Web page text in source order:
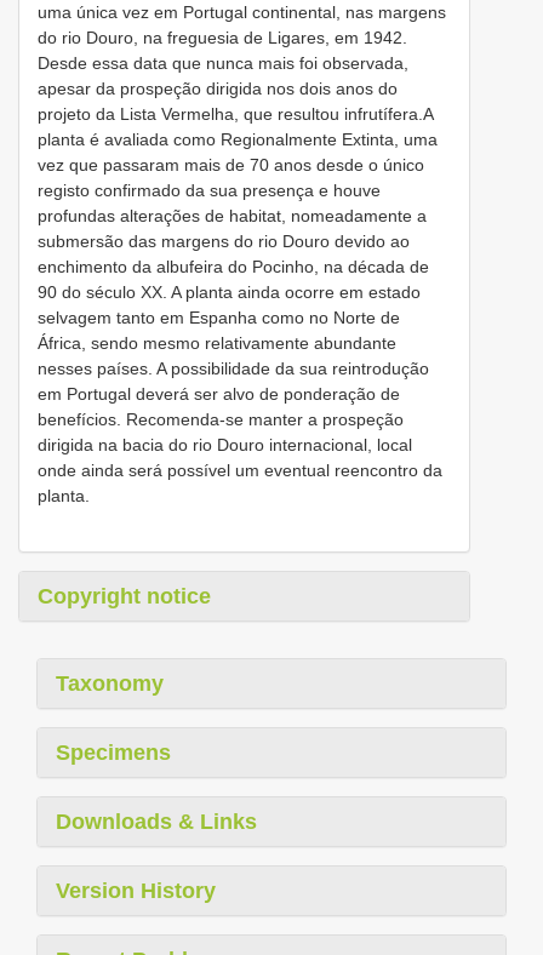
uma única vez em Portugal continental, nas margens
do rio Douro, na freguesia de Ligares, em 1942.
Desde essa data que nunca mais foi observada,
apesar da prospeção dirigida nos dois anos do
projeto da Lista Vermelha, que resultou infrutífera.A
planta é avaliada como Regionalmente Extinta, uma
vez que passaram mais de 70 anos desde o único
registo confirmado da sua presença e houve
profundas alterações de habitat, nomeadamente a
submersão das margens do rio Douro devido ao
enchimento da albufeira do Pocinho, na década de
90 do século XX. A planta ainda ocorre em estado
selvagem tanto em Espanha como no Norte de
África, sendo mesmo relativamente abundante
nesses países. A possibilidade da sua reintrodução
em Portugal deverá ser alvo de ponderação de
benefícios. Recomenda-se manter a prospeção
dirigida na bacia do rio Douro internacional, local
onde ainda será possível um eventual reencontro da
planta.
Copyright notice
Taxonomy
Specimens
Downloads & Links
Version History